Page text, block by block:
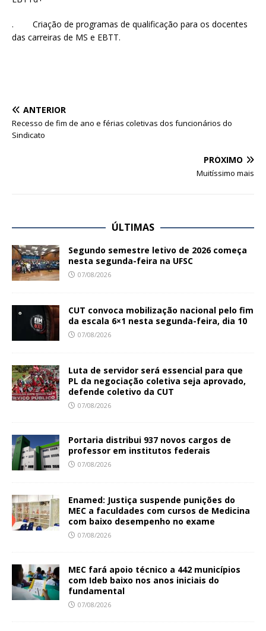
. Criação de programas de qualificação para os docentes
das carreiras de MS e EBTT.
ANTERIOR
Recesso de fim de ano e férias coletivas dos funcionários do
Sindicato
PRÓXIMO
Muitíssimo mais
ÚLTIMAS
Segundo semestre letivo de 2026 começa
nesta segunda-feira na UFSC
07/08/2026
CUT convoca mobilização nacional pelo fim
da escala 6×1 nesta segunda-feira, dia 10
07/08/2026
Luta de servidor será essencial para que
PL da negociação coletiva seja aprovado,
defende coletivo da CUT
07/08/2026
Portaria distribui 937 novos cargos de
professor em institutos federais
07/08/2026
Enamed: Justiça suspende punições do
MEC a faculdades com cursos de Medicina
com baixo desempenho no exame
07/08/2026
MEC fará apoio técnico a 442 municípios
com Ideb baixo nos anos iniciais do
fundamental
07/08/2026